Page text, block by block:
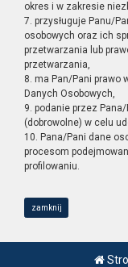
okres i w zakresie
7. przysługuje Panu/
osobowych oraz ich
przetwarzania lub
przetwarzania,
8. ma Pan/Pani prawo
Danych Osobowych,
9. podanie przez
(dobrowolne) w celu
10. Pana/Pani dane
procesom
profilowaniu.
zamknij